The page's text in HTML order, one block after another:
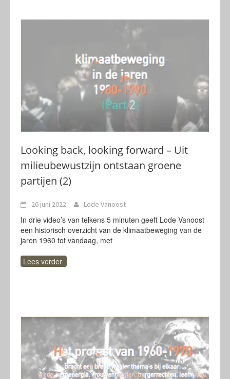
Looking back, looking forward – Uit
milieubewustzijn ontstaan groene
partijen (2)
26 juni 2022 Lode Vanoost
In drie video’s van telkens 5 minuten geeft Lode Vanoost
een historisch overzicht van de klimaatbeweging van de
jaren 1960 tot vandaag, met
Lees verder